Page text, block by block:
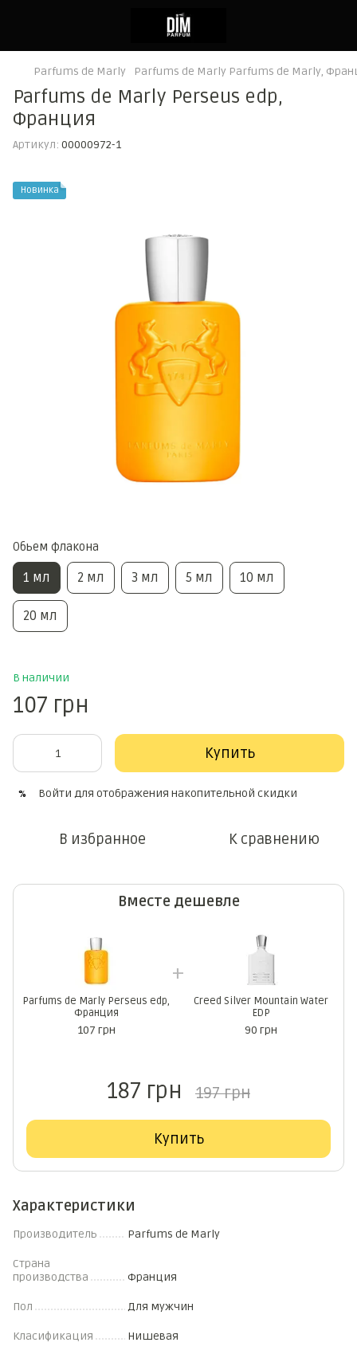
Parfums de Marly Parfums de Marly Parfums de Marly,
Parfums de Marly Perseus edp,
Франция
Артикул: 00000972-1
Новинка
Обьем флакона
1 мл 2 мл 3 мл 5 мл 10 мл
20 мл
В наличии
107 грн
Купить
% Войти для отображения накопительной скидки
В избранное К сравнению
Вместе дешевле
Parfums de Marly Perseus edp,
Франция
107 грн
Creed Silver Mountain Water
EDP
90 грн
187 грн 197 грн
Купить
Характеристики
Производитель Parfums de Marly
Страна
производства
Франция
Пол Для мужчин
Класификация Нишевая